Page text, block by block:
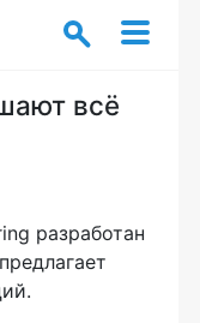
всё
разработан